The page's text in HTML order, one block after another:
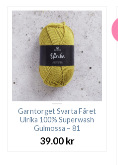
Garntorget Svarta Fåret
Ulrika 100% Superwash
Gulmossa – 81
39.00 kr